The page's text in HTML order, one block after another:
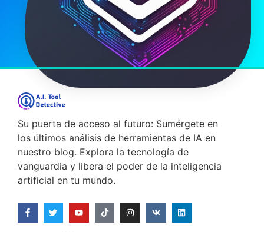
Su puerta de acceso al futuro: Sumérgete en
los últimos análisis de herramientas de IA en
nuestro blog. Explora la tecnología de
vanguardia y libera el poder de la inteligencia
artificial en tu mundo.